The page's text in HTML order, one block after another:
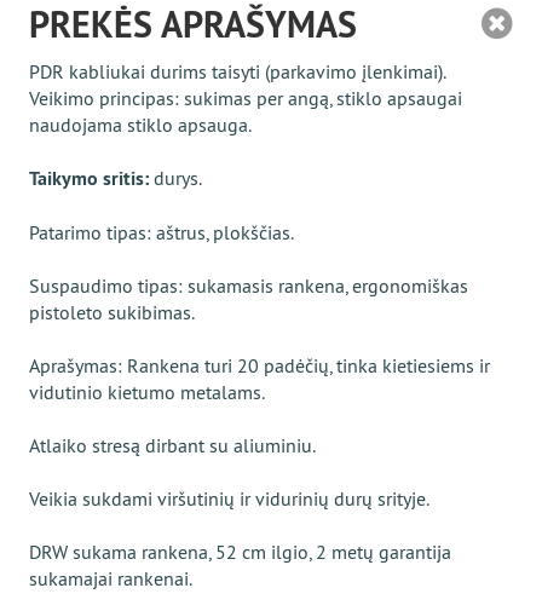
PREKĖS APRAŠYMAS
PDR kabliukai durims taisyti (parkavimo įlenkimai).
Veikimo principas: sukimas per angą, stiklo apsaugai
naudojama stiklo apsauga.
Taikymo sritis: durys.
Patarimo tipas: aštrus, plokščias.
Suspaudimo tipas: sukamasis rankena, ergonomiškas
pistoleto sukibimas.
Aprašymas: Rankena turi 20 padėčių, tinka kietiesiems ir
vidutinio kietumo metalams.
Atlaiko stresą dirbant su aliuminiu.
Veikia sukdami viršutinių ir vidurinių durų srityje.
DRW sukama rankena, 52 cm ilgio, 2 metų garantija
sukamajai rankenai.